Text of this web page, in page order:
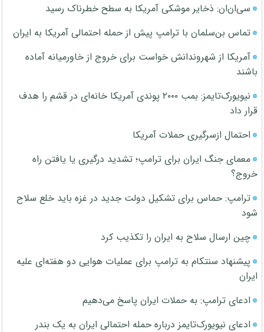
سی‌ان‌ان: ذخایر موشکی آمریکا به سطح خطرناک رسید
تماس بن‌سلمان با ترامپ پیش از حمله احتمالی آمریکا به ایران
آمریکا از شهروندانش خواست برای خروج از خاورمیانه آماده
باشند
نیویورک‌تایمز: بمب ۲۰۰۰ پوندی آمریکا خانه‌ای در قشم را هدف
قرار داد
احتمال ازسرگیری حملات آمریکا
معمای جنگ ایران برای ترامپ؛ تشدید درگیری یا یافتن راه
خروج؟
ترامپ: حماس برای تشکیل دولت جدید در غزه باید خلع سلاح
شود
چین ارسال سلاح به ایران را تکذیب کرد
پیشنهاد سنتکام به ترامپ برای عملیات هوایی دو هفته‌ای علیه
ایران
ادعای ترامپ: به حملات ایران پاسخ می‌دهیم
ادعای نیویورک‌تایمز درباره حمله احتمالی ایران به یک بندر